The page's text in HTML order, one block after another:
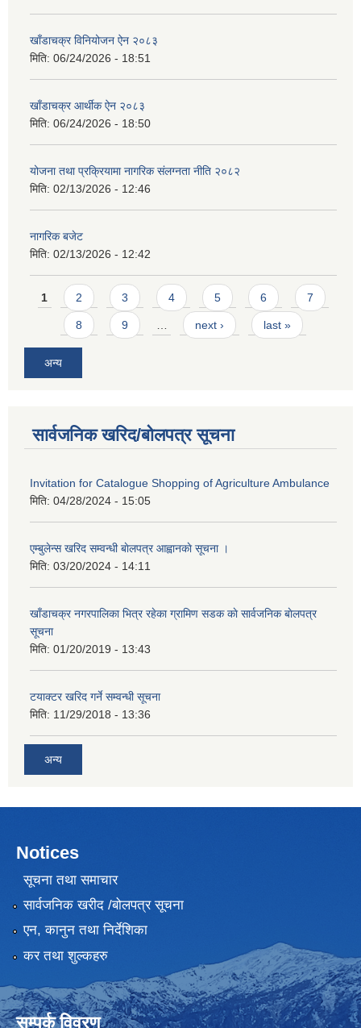
खाँडाचक्र विनियोजन ऐन २०८३
मिति: 06/24/2026 - 18:51
खाँडाचक्र आर्थीक ऐन २०८३
मिति: 06/24/2026 - 18:50
योजना तथा प्रक्रियामा नागरिक संलग्नता नीति २०८२
मिति: 02/13/2026 - 12:46
नागरिक बजेट
मिति: 02/13/2026 - 12:42
Pages
1 2 3 4 5 6 7
8 9 … next › last »
अन्य
सार्वजनिक खरिद/बोलपत्र सूचना
Invitation for Catalogue Shopping of Agriculture Ambulance
मिति: 04/28/2024 - 15:05
एम्बुलेन्स खरिद सम्वन्धी बाेलपत्र आह्वानकाे सूचना ।
मिति: 03/20/2024 - 14:11
खाँडाचक्र नगरपालिका भित्र रहेका ग्रामिण सडक काे सार्वजनिक बाेलपत्र
सूचना
मिति: 01/20/2019 - 13:43
टयाक्टर खरिद गर्ने सम्वन्धी सूचना
मिति: 11/29/2018 - 13:36
अन्य
Notices
सूचना तथा समाचार
सार्वजनिक खरीद /बोलपत्र सूचना
एन, कानुन तथा निर्देशिका
कर तथा शुल्कहरु
सम्पर्क विवरण